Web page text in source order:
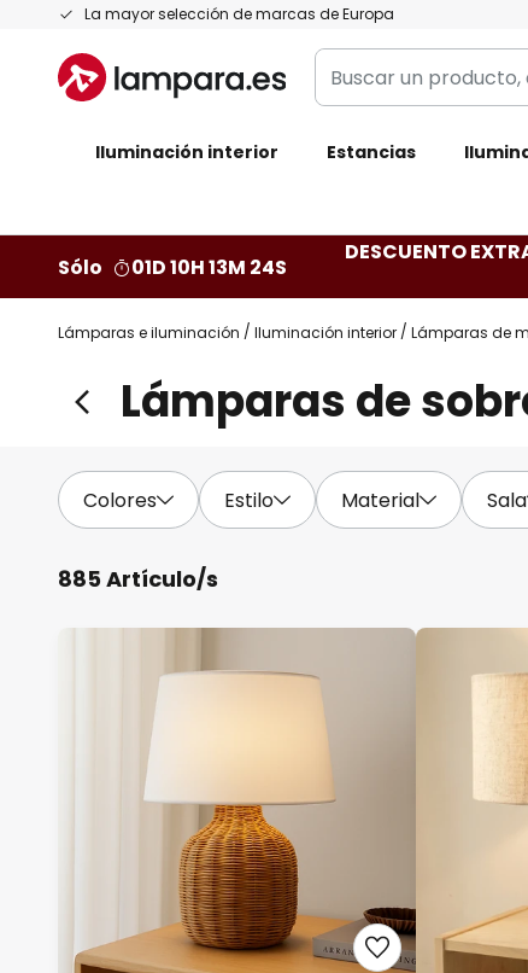
La mayor selección de marcas de Europa
Ir
contenido
Buscar
un
categoría,
Iluminación interior Estancias
Sólo 01D 10H 13M 22S
DESCUENTO
Lámparas e iluminación Iluminación interior Lámparas de
Lámparas de
Colores Estilo Material Sala
885 Artículo/s